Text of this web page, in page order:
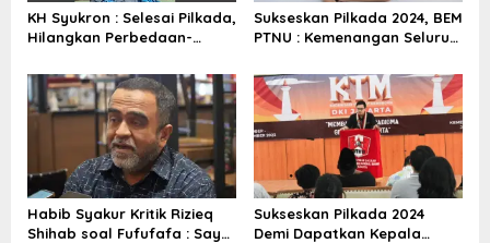
o
s
KH Syukron : Selesai Pilkada,
Hilangkan Perbedaan-
Sukseskan Pilkada 2024, BEM
PTNU : Kemenangan Seluruh
Habib Syakur Kritik Rizieq
Shihab soal Fufufafa : Saya
Sukseskan Pilkada 2024
Demi Dapatkan Kepala